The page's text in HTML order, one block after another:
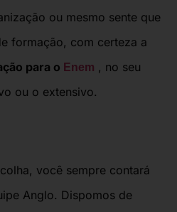
ou mesmo sente que
formação, com certeza a
para o Enem , no seu
ou o extensivo.
você sempre contará
Anglo. Dispomos de